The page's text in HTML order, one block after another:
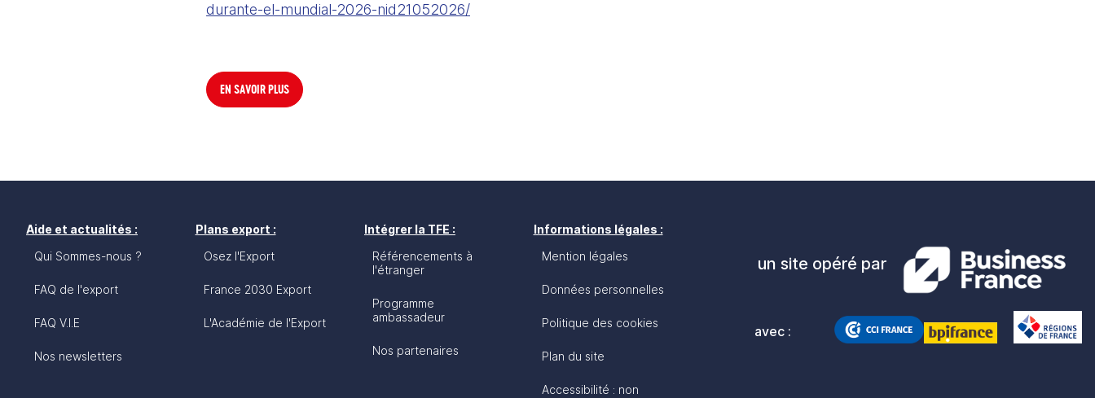
durante-el-mundial-2026-nid21052026/
EN SAVOIR PLUS
Aide et actualités :
Qui Sommes-nous ?
FAQ de l'export
FAQ V.I.E
Nos newsletters
Plans export :
Osez l'Export
France 2030 Export
L'Académie de l'Export
Intégrer la TFE :
Référencements à
l'étranger
Programme
ambassadeur
Nos partenaires
Informations légales :
Mention légales
Données personnelles
Politique des cookies
Plan du site
Accessibilité : non
un site opéré par
avec :